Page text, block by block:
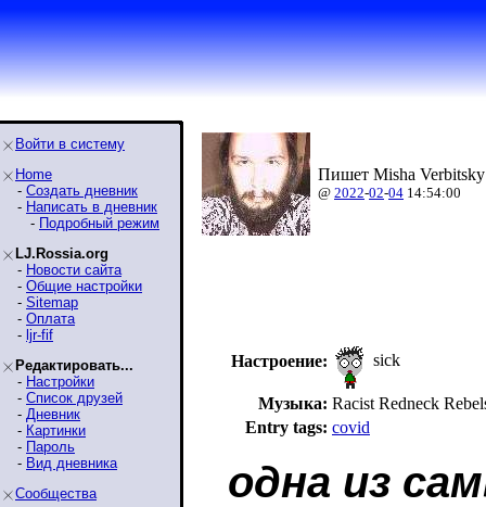
Войти в систему
Home
- Создать дневник
- Написать в дневник
- Подробный режим
LJ.Rossia.org
- Новости сайта
- Общие настройки
- Sitemap
- Оплата
- ljr-fif
Редактировать...
- Настройки
- Список друзей
- Дневник
- Картинки
- Пароль
- Вид дневника
Сообщества
Пишет Misha
@ 2022-02-04 14:54:00
Настроение: sick
Музыка: Racist Redneck
Entry tags: covid
одна из